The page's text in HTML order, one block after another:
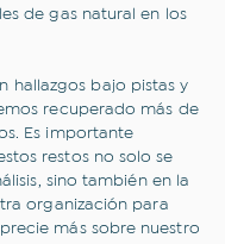
de gas natural en los
hallazgos bajo pistas y
recuperado más de
Es importante
restos no solo se
sino también en la
organización para
más sobre nuestro